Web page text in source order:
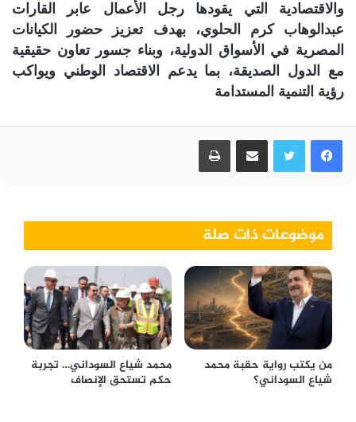
والاقتصادية التي يقودها رجل الأعمال عابر القارات
عبدالوهاب كرم الحلوي، بهدف تعزيز حضور الكيانات
المصرية في الأسواق الدولية، وبناء جسور تعاون حقيقية
مع الدول الصديقة، بما يدعم الاقتصاد الوطني ويواكب
رؤية التنمية المستدامة
فيسبوك
موضوعات ذات صلة
من يكتب رواية حقبة محمد
شياع السوداني؟
محمد شياع السوداني… تجربة
حكم تستحق الإنصاف